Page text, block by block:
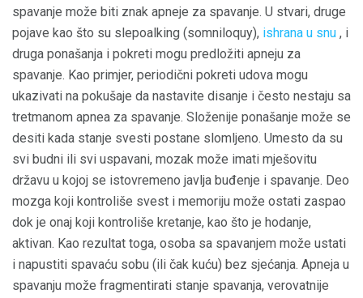
spavanje može biti znak apneje za spavanje. U stvari, druge
pojave kao što su slepoalking (somniloquy), ishrana u snu , i
druga ponašanja i pokreti mogu predložiti apneju za
spavanje. Kao primjer, periodični pokreti udova mogu
ukazivati ​​na pokušaje da nastavite disanje i često nestaju sa
tretmanom apnea za spavanje. Složenije ponašanje može se
desiti kada stanje svesti postane slomljeno. Umesto da su
svi budni ili svi uspavani, mozak može imati mješovitu
državu u kojoj se istovremeno javlja buđenje i spavanje. Deo
mozga koji kontroliše svest i memoriju može ostati zaspao
dok je onaj koji kontroliše kretanje, kao što je hodanje,
aktivan. Kao rezultat toga, osoba sa spavanjem može ustati
i napustiti spavaću sobu (ili čak kuću) bez sjećanja. Apneja u
spavanju može fragmentirati stanje spavanja, verovatnije